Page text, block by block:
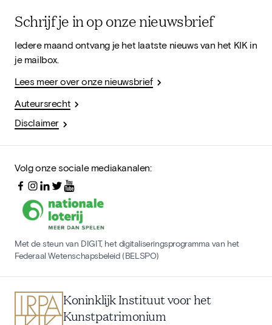
Schrijf je in op onze nieuwsbrief
Iedere maand ontvang je het laatste nieuws van het KIK in
je mailbox.
Lees meer over onze nieuwsbrief
Auteursrecht
Disclaimer
Volg onze sociale mediakanalen:
Met de steun van DIGIT, het digitaliseringsprogramma van het
Federaal Wetenschapsbeleid (BELSPO)
Koninklijk Instituut voor het
Kunstpatrimonium